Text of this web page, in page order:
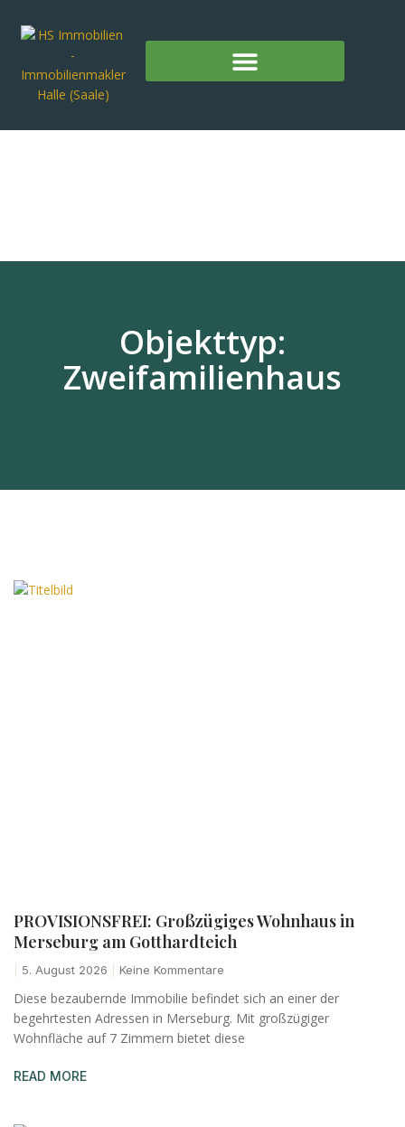
Objekttyp:
Zweifamilienhaus
PROVISIONSFREI: Großzügiges Wohnhaus in
Merseburg am Gotthardteich
5. August 2026 Keine Kommentare
Diese bezaubernde Immobilie befindet sich an einer der
begehrtesten Adressen in Merseburg. Mit großzügiger
Wohnfläche auf 7 Zimmern bietet diese
READ MORE